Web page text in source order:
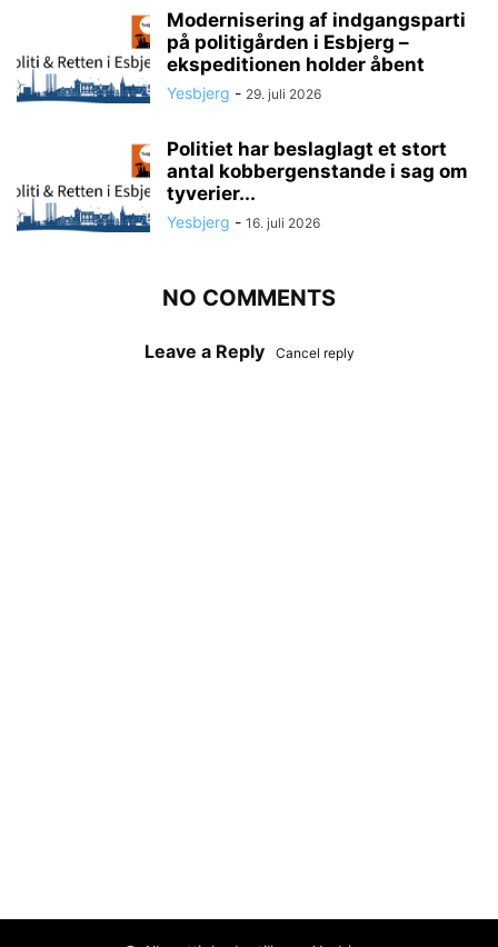
Modernisering af indgangsparti
på politigården i Esbjerg –
ekspeditionen holder åbent
Yesbjerg - 29. juli 2026
Politiet har beslaglagt et stort
antal kobbergenstande i sag om
tyverier...
Yesbjerg - 16. juli 2026
NO COMMENTS
Leave a Reply Cancel reply